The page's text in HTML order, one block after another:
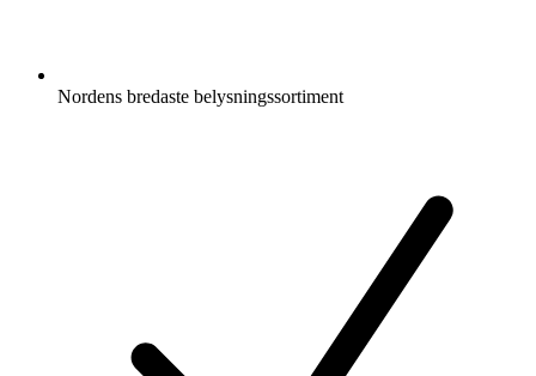
Nordens bredaste belysningssortiment